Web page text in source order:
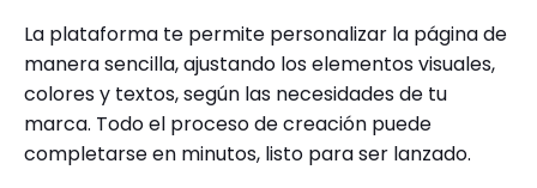
La plataforma te permite personalizar la página de
manera sencilla, ajustando los elementos visuales,
colores y textos, según las necesidades de tu
marca. Todo el proceso de creación puede
completarse en minutos, listo para ser lanzado.